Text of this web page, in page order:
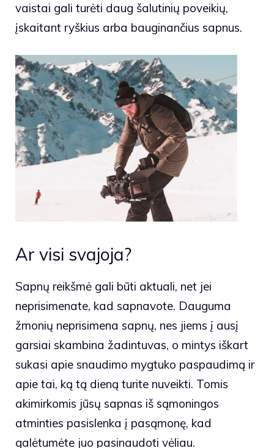
vaistai gali turėti daug šalutinių poveikių,
įskaitant ryškius arba bauginančius sapnus.
Ar visi svajoja?
Sapnų reikšmė gali būti aktuali, net jei
neprisimenate, kad sapnavote. Dauguma
žmonių neprisimena sapnų, nes jiems į ausį
garsiai skambina žadintuvas, o mintys iškart
sukasi apie snaudimo mygtuko paspaudimą ir
apie tai, ką tą dieną turite nuveikti. Tomis
akimirkomis jūsų sapnas iš sąmoningos
atminties pasislenka į pasąmonę, kad
galėtumėte juo pasinaudoti vėliau.